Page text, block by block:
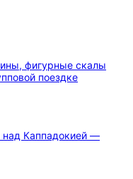
фигурные скалы
поездке